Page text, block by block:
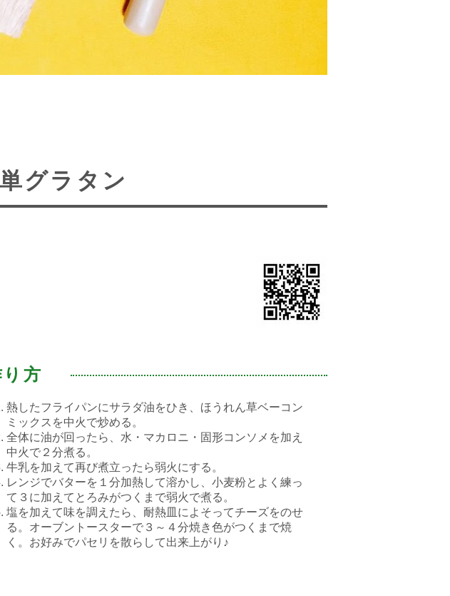
グラタン
方
熱したフライパンにサラダ油をひき、ほうれん草ベーコン
ミックスを中火で炒める。
全体に油が回ったら、水・マカロニ・固形コンソメを加え
中火で２分煮る。
牛乳を加えて再び煮立ったら弱火にする。
レンジでバターを１分加熱して溶かし、小麦粉とよく練っ
て３に加えてとろみがつくまで弱火で煮る。
塩を加えて味を調えたら、耐熱皿によそってチーズをのせ
る。オーブントースターで３～４分焼き色がつくまで焼
く。お好みでパセリを散らして出来上がり♪